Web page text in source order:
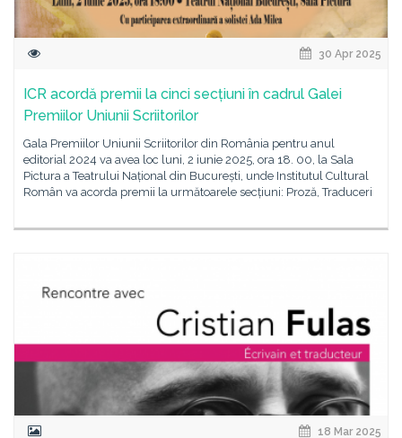
30 Apr 2025
ICR acordă premii la cinci secțiuni în cadrul Galei
Premiilor Uniunii Scriitorilor
Gala Premiilor Uniunii Scriitorilor din România pentru anul
editorial 2024 va avea loc luni, 2 iunie 2025, ora 18. 00, la Sala
Pictura a Teatrului Național din București, unde Institutul Cultural
Român va acorda premii la următoarele secțiuni: Proză, Traduceri
18 Mar 2025